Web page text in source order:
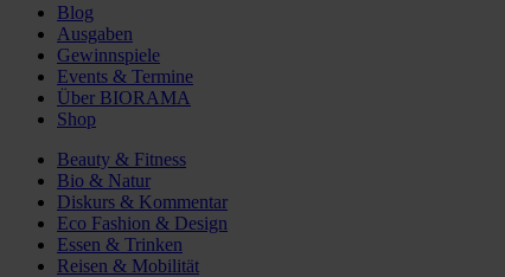
Blog
Ausgaben
Gewinnspiele
Events & Termine
Über BIORAMA
Shop
Beauty & Fitness
Bio & Natur
Diskurs & Kommentar
Eco Fashion & Design
Essen & Trinken
Reisen & Mobilität